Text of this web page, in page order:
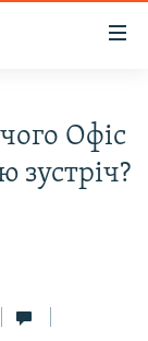
Офіс
зустріч?